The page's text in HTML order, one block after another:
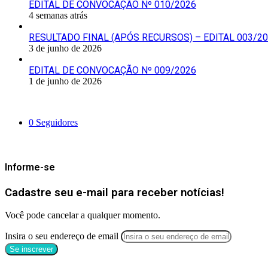
EDITAL DE CONVOCAÇÃO Nº 010/2026
4 semanas atrás
RESULTADO FINAL (APÓS RECURSOS) – EDITAL 003/
3 de junho de 2026
EDITAL DE CONVOCAÇÃO Nº 009/2026
1 de junho de 2026
0 Seguidores
Informe-se
Cadastre seu e-mail para receber notícias!
Você pode cancelar a qualquer momento.
Insira o seu endereço de email